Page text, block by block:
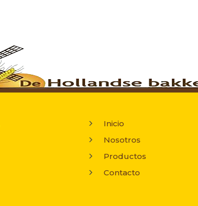
Inicio
Nosotros
Productos
Contacto